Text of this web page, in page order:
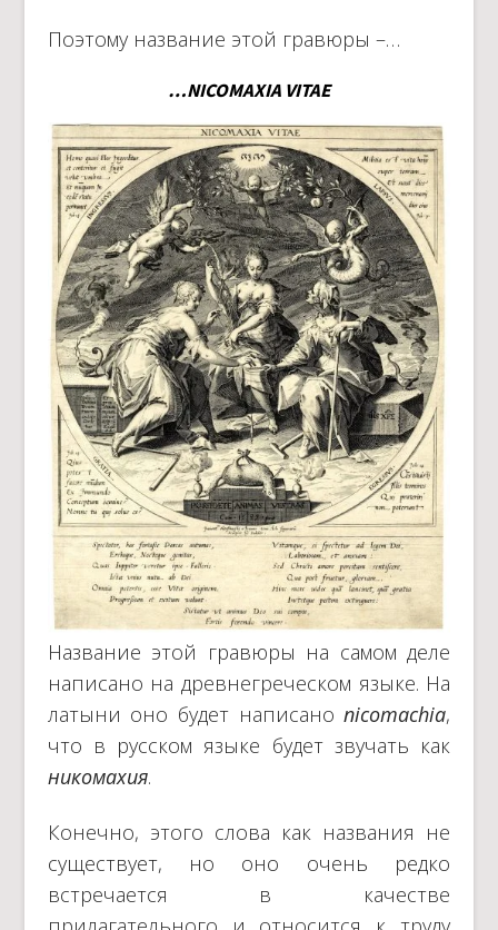
Поэтому название этой гравюры –…
…NICOMAXIA VITAE
Название этой гравюры на самом деле
написано на древнегреческом языке. На
латыни оно будет написаноnicomachia,
что в русском языке будет звучать как
никомахия.
Конечно, этого слова как названия не
существует, но оно очень редко
встречается в качестве